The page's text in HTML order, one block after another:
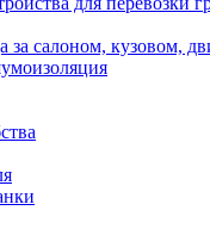
салоном, кузовом,